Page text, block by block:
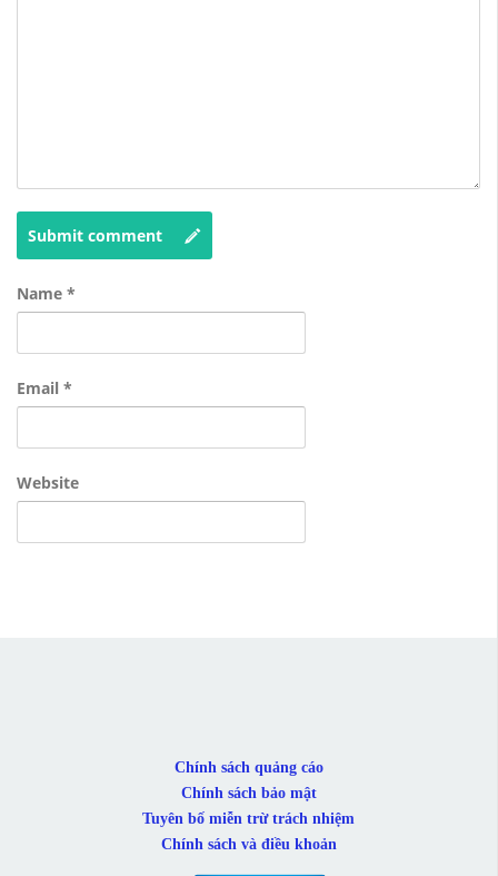
Submit comment
Name *
Email *
Website
Chính sách quảng cáo
Chính sách bảo mật
Tuyên bố miễn trừ trách nhiệm
Chính sách và điều khoản